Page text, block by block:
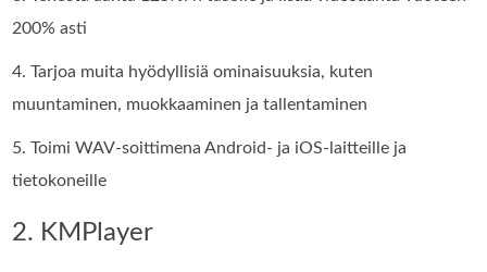
200% asti
4. Tarjoa muita hyödyllisiä ominaisuuksia, kuten
muuntaminen, muokkaaminen ja tallentaminen
5. Toimi WAV-soittimena Android- ja iOS-laitteille ja
tietokoneille
2. KMPlayer